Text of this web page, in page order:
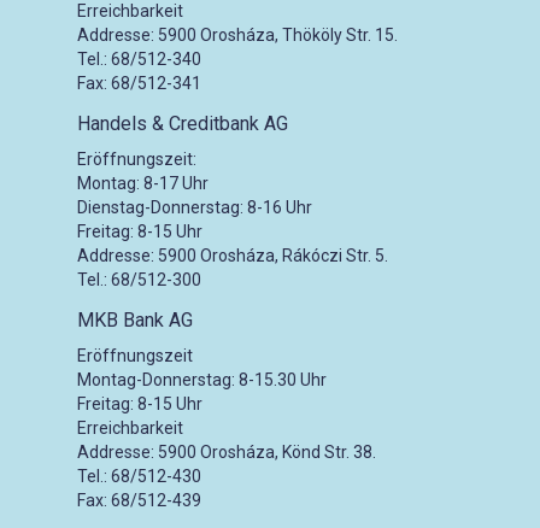
Erreichbarkeit
Addresse: 5900 Orosháza, Thököly Str. 15.
Tel.: 68/512-340
Fax: 68/512-341
Handels & Creditbank AG
Eröffnungszeit:
Montag: 8-17 Uhr
Dienstag-Donnerstag: 8-16 Uhr
Freitag: 8-15 Uhr
Addresse: 5900 Orosháza, Rákóczi Str. 5.
Tel.: 68/512-300
MKB Bank AG
Eröffnungszeit
Montag-Donnerstag: 8-15.30 Uhr
Freitag: 8-15 Uhr
Erreichbarkeit
Addresse: 5900 Orosháza, Könd Str. 38.
Tel.: 68/512-430
Fax: 68/512-439